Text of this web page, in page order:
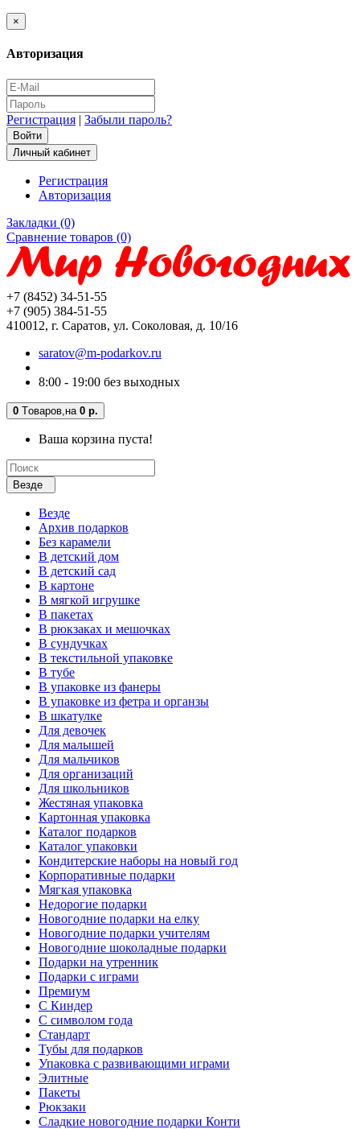
×
Авторизация
Регистрация | Забыли пароль?
Личный кабинет
Регистрация
Авторизация
Закладки (0)
Сравнение товаров (0)
+7 (8452) 34-51-55
+7 (905) 384-51-55
410012, г. Саратов, ул. Соколовая, д. 10/16
saratov@m-podarkov.ru
8:00 - 19:00 без выходных
0 Tоваров, на 0 р.
Ваша корзина пуста!
Везде
Везде
Архив подарков
Без карамели
В детский дом
В детский сад
В картоне
В мягкой игрушке
В пакетах
В рюкзаках и мешочках
В сундучках
В текстильной упаковке
В тубе
В упаковке из фанеры
В упаковке из фетра и органзы
В шкатулке
Для девочек
Для малышей
Для мальчиков
Для организаций
Для школьников
Жестяная упаковка
Картонная упаковка
Каталог подарков
Каталог упаковки
Кондитерские наборы на новый год
Корпоративные подарки
Мягкая упаковка
Недорогие подарки
Новогодние подарки на елку
Новогодние подарки учителям
Новогодние шоколадные подарки
Подарки на утренник
Подарки с играми
Премиум
С Киндер
С символом года
Стандарт
Тубы для подарков
Упаковка с развивающими играми
Элитные
Пакеты
Рюкзаки
Сладкие новогодние подарки Конти